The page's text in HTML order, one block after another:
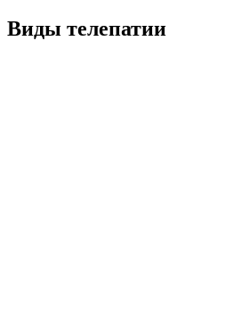
Виды телепатии